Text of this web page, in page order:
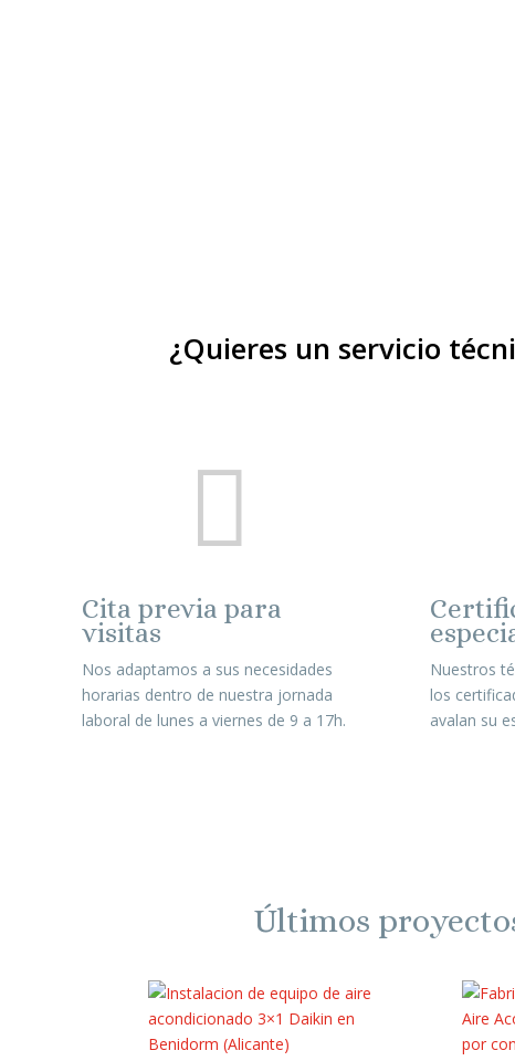
¿Quieres un servicio

Cita previa para
visitas
Nos adaptamos a sus necesidades
horarias dentro de nuestra jornada
laboral de lunes a viernes de 9 a 17h.
Nuestros
los
avalan su
Últimos